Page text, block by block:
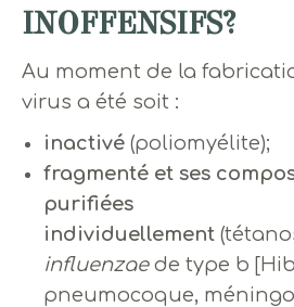
INOFFENSIFS?
Au moment de la
virus a été soit :
inactivé (poliomyélite);
fragmenté et ses
purifiées
individuellement
influenzaede type b
pneumocoque,